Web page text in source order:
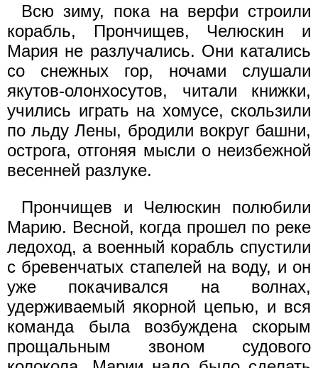
Всю зиму, пока на верфи строили
корабль, Прончищев, Челюскин и
Мария не разлучались. Они катались
со снежных гор, ночами слушали
якутов-олонхосутов, читали книжки,
учились играть на хомусе, скользили
по льду Лены, бродили вокруг башни,
острога, отгоняя мысли о неизбежной
весенней разлуке.
Прончищев и Челюскин полюбили
Марию. Весной, когда прошел по реке
ледоход, а военный корабль спустили
с бревенчатых стапелей на воду, и он
уже покачивался на волнах,
удерживаемый якорной цепью, и вся
команда была возбуждена скорым
прощальным звоном судового